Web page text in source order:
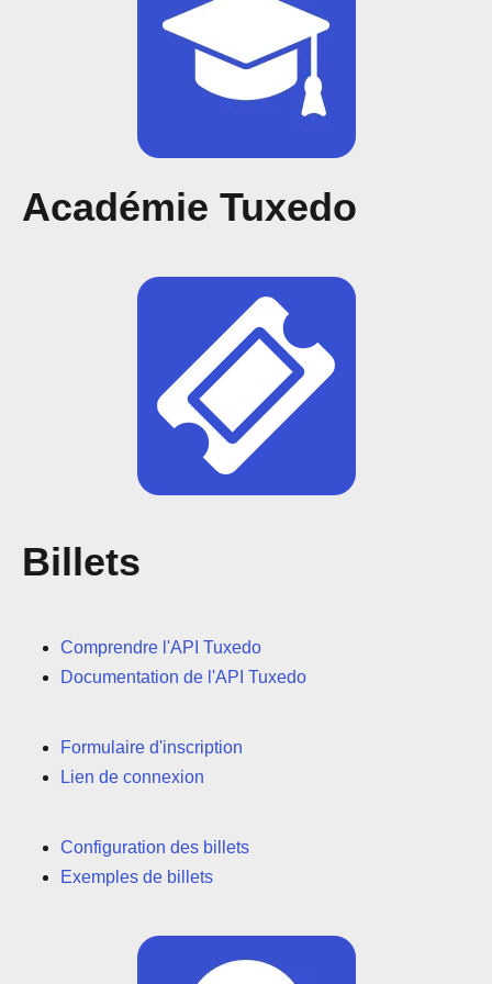
Académie Tuxedo
Billets
Comprendre l'API Tuxedo
Documentation de l'API Tuxedo
Formulaire d'inscription
Lien de connexion
Configuration des billets
Exemples de billets